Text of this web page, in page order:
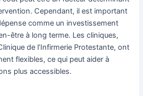
Cependant, il est important
comme un investissement
être à long terme. Les cliniques,
de l’Infirmerie Protestante, ont
flexibles, ce qui peut aider à
plus accessibles.